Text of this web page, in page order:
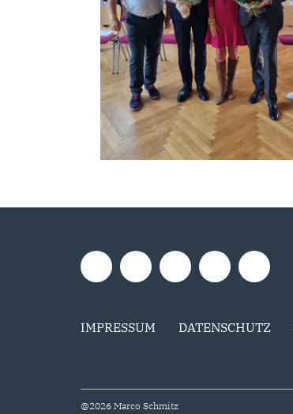
IMPRESSUM DATENSCHUTZ
@2026 Marco Schmitz